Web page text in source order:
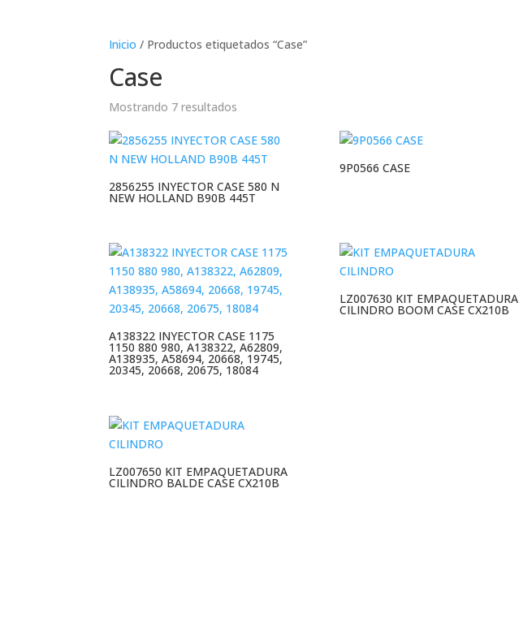
Inicio / Productos etiquetados “Case”
Case
Mostrando 7 resultados
2856255 INYECTOR CASE 580 N
NEW HOLLAND B90B 445T
9P0566 CASE
A138322 INYECTOR CASE 1175
1150 880 980, A138322, A62809,
A138935, A58694, 20668, 19745,
20345, 20668, 20675, 18084
LZ007630 KIT EMPAQUETADURA
CILINDRO BOOM CASE CX210B
LZ007650 KIT EMPAQUETADURA
CILINDRO BALDE CASE CX210B